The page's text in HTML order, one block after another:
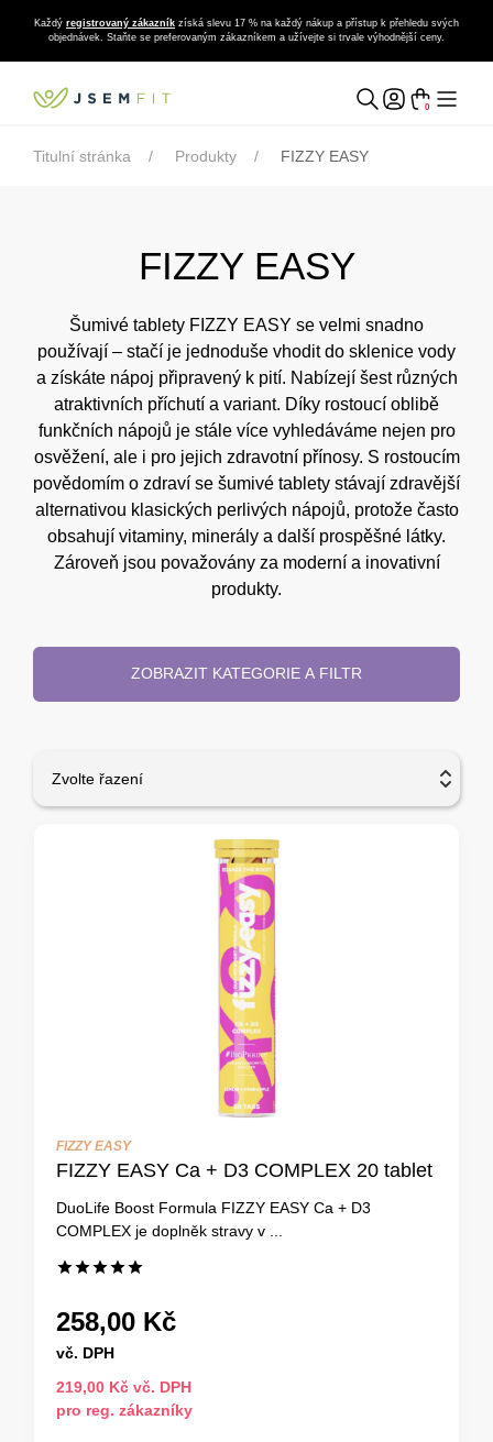
Každý registrovaný zákazník získá slevu 17 % na každý nákup a přístup k přehledu svých
objednávek. Staňte se preferovaným zákazníkem a užívejte si trvale výhodnější ceny.
0
Titulní stránka Produkty FIZZY EASY
FIZZY EASY
Šumivé tablety FIZZY EASY se velmi snadno
používají – stačí je jednoduše vhodit do sklenice vody
a získáte nápoj připravený k pití. Nabízejí šest různých
atraktivních příchutí a variant. Díky rostoucí oblibě
funkčních nápojů je stále více vyhledáváme nejen pro
osvěžení, ale i pro jejich zdravotní přínosy. S rostoucím
povědomím o zdraví se šumivé tablety stávají zdravější
alternativou klasických perlivých nápojů, protože často
obsahují vitaminy, minerály a další prospěšné látky.
Zároveň jsou považovány za moderní a inovativní
produkty.
ZOBRAZIT KATEGORIE A FILTR
Zvolte řazení
FIZZY EASY
FIZZY EASY Ca + D3 COMPLEX 20 tablet
DuoLife Boost Formula FIZZY EASY Ca + D3
COMPLEX je doplněk stravy v ...
258,00 Kč
vč. DPH
219,00 Kč vč. DPH
pro reg. zákazníky